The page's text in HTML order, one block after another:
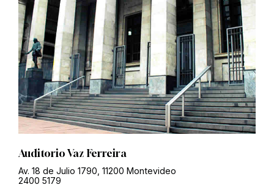
Auditorio Vaz Ferreira
Av. 18 de Julio 1790, 11200 Montevideo
2400 5179